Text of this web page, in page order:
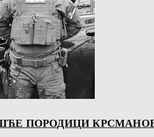
ПОРОДИЦИ